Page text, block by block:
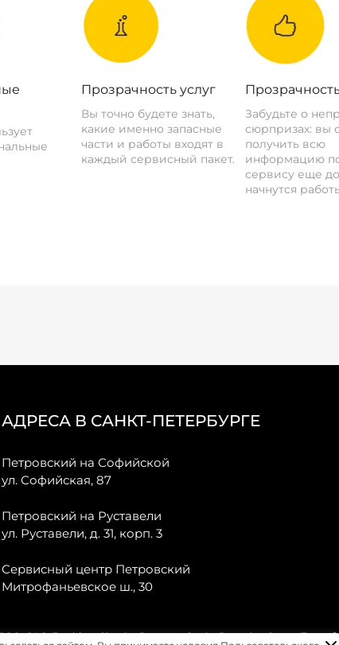
Прозрачность услуг
Вы точно будете знать,
какие именно запасные
части и работы входят в
каждый сервисный пакет.
Забудьте о
сюрпризах: вы
получить всю
информацию
сервису еще до
начнутся
АДРЕСА В САНКТ-ПЕТЕРБУРГЕ
Петровский на Софийской
ул. Софийская, 87
Петровский на Руставели
ул. Руставели, д. 31, корп. 3
Сервисный центр Петровский
Митрофаньевское ш., 30
GAC, Forthing, Citroёn, Peugeot, Opel и Renault в Санкт-